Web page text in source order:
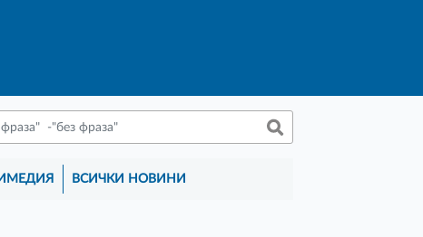
ВСИЧКИ НОВИНИ